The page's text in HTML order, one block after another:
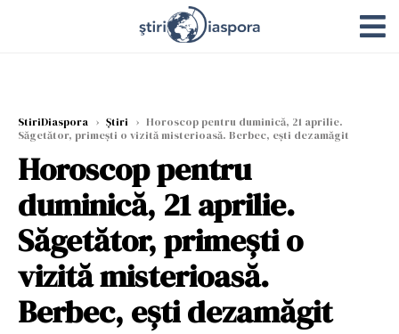
StiriDiaspora › Știri › Horoscop pentru duminică, 21 aprilie.
Săgetător, primești o vizită misterioasă. Berbec, ești dezamăgit
Horoscop pentru
duminică, 21 aprilie.
Săgetător, primești o
vizită misterioasă.
Berbec, ești dezamăgit